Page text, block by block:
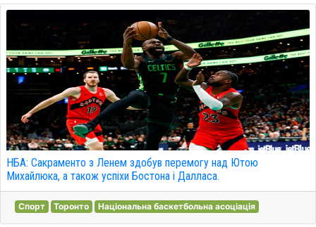
НБА: Сакраменто з Ленем здобув перемогу над Ютою
Михайлюка, а також успіхи Бостона і Далласа.
Спорт Торонто Національна баскетбольна асоціація